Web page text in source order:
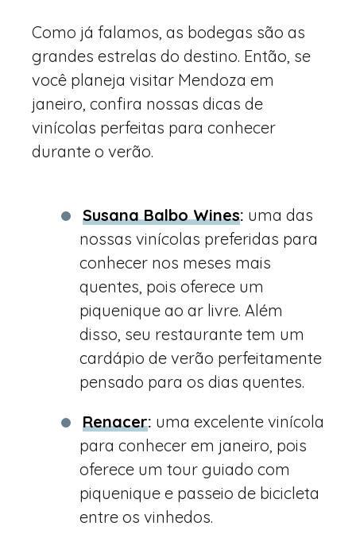
Como já falamos, as bodegas são as
grandes estrelas do destino. Então, se
você planeja visitar Mendoza em
janeiro, confira nossas dicas de
vinícolas perfeitas para conhecer
durante o verão.
Susana Balbo Wines: uma das
nossas vinícolas preferidas para
conhecer nos meses mais
quentes, pois oferece um
piquenique ao ar livre. Além
disso, seu restaurante tem um
cardápio de verão perfeitamente
pensado para os dias quentes.
Renacer: uma excelente vinícola
para conhecer em janeiro, pois
oferece um tour guiado com
piquenique e passeio de bicicleta
entre os vinhedos.